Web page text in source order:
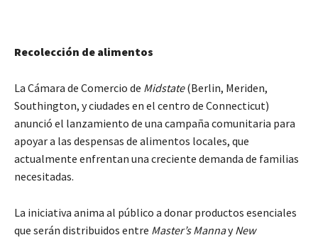
Recolección de alimentos
La Cámara de Comercio de Midstate(Berlin, Meriden,
Southington, y ciudades en el centro de Connecticut)
anunció el lanzamiento de una campaña comunitaria para
apoyar a las despensas de alimentos locales, que
actualmente enfrentan una creciente demanda de familias
necesitadas.
La iniciativa anima al público a donar productos esenciales
que serán distribuidos entre Master’s MannayNew